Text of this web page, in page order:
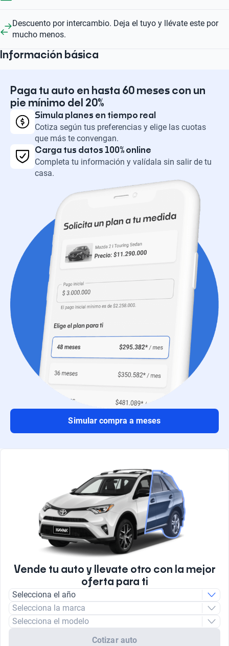
Descuento por intercambio. Deja el tuyo y llévate este por
mucho menos.
Información básica
Paga tu auto en hasta 60 meses con un
pie mínimo del 20%
Simula planes en tiempo real
Cotiza según tus preferencias y elige las cuotas
que más te convengan.
Carga tus datos 100% online
Completa tu información y valídala sin salir de tu
casa.
Simular compra a meses
Vende tu auto y llevate otro con la mejor
oferta para ti
Selecciona el año
Selecciona la marca
Selecciona el modelo
Cotizar auto